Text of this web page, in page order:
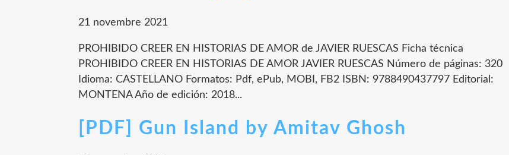
21 novembre 2021
PROHIBIDO CREER EN HISTORIAS DE AMOR de JAVIER RUESCAS Ficha técnica
PROHIBIDO CREER EN HISTORIAS DE AMOR JAVIER RUESCAS Número de páginas: 320
Idioma: CASTELLANO Formatos: Pdf, ePub, MOBI, FB2 ISBN: 9788490437797 Editorial:
MONTENA Año de edición: 2018...
[PDF] Gun Island by Amitav Ghosh